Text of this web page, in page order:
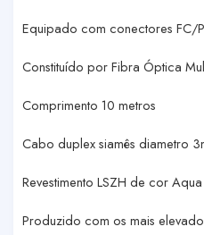
Equipado com conectores FC/
Constituído por Fibra Óptica
Comprimento 10 metros
Cabo duplex siamês diametro
Revestimento LSZH de cor Aqua
Produzido com os mais